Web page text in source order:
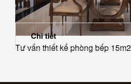
Tư vấn thiết kế phòng bếp
Chi tiết